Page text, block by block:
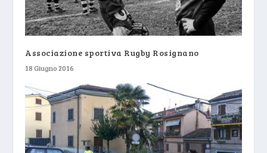
Associazione sportiva Rugby Rosignano
18 Giugno 2016